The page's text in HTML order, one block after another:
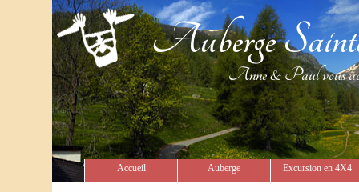
Auberge
Anne & Paul vous
Accueil Auberge Excursion en 4X4